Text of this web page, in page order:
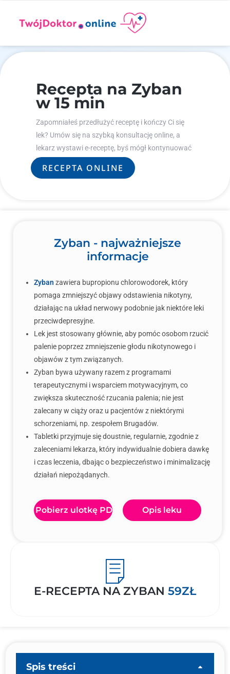
Recepta na Zyban
w 15 min
Zapomniałeś przedłużyć receptę i kończy Ci się
lek? Umów się na szybką konsultację online, a
lekarz wystawi e-receptę, byś mógł kontynuować
leczenie.
RECEPTA ONLINE
Zyban - najważniejsze
informacje
Zyban zawiera bupropionu chlorowodorek, który
pomaga zmniejszyć objawy odstawienia nikotyny,
działając na układ nerwowy podobnie jak niektóre leki
przeciwdepresyjne.
Lek jest stosowany głównie, aby pomóc osobom rzucić
palenie poprzez zmniejszenie głodu nikotynowego i
objawów z tym związanych.
Zyban bywa używany razem z programami
terapeutycznymi i wsparciem motywacyjnym, co
zwiększa skuteczność rzucania palenia; nie jest
zalecany w ciąży oraz u pacjentów z niektórymi
schorzeniami, np. zespołem Brugadów.
Tabletki przyjmuje się doustnie, regularnie, zgodnie z
zaleceniami lekarza, który indywidualnie dobiera dawkę
i czas leczenia, dbając o bezpieczeństwo i minimalizację
działań niepożądanych.
Pobierz ulotkę PDF Opis leku
E-RECEPTA NA ZYBAN 59ZŁ
Spis treści